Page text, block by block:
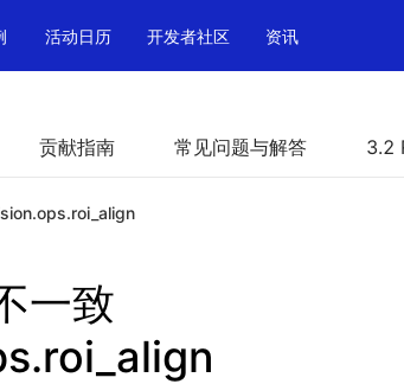
活动日历 开发者社区 资讯
贡献指南 常见问题与解答 3.2
一致